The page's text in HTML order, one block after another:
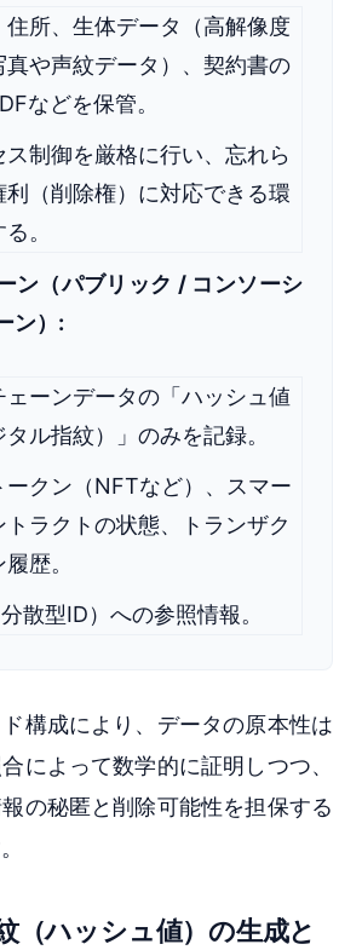
住所、生体データ（高解像度
真や声紋データ）、契約書の
などを保管。
ス制御を厳格に行い、忘れら
利（削除権）に対応できる環
。
ン（パブリック / コンソーシ
ン）:
ェーンデータの「ハッシュ値
タル指紋）」のみを記録。
ークン（NFTなど）、スマー
トラクトの状態、トランザク
歴。
散型ID）への参照情報。
構成により、データの原本性は
によって数学的に証明しつつ、
の秘匿と削除可能性を担保する
（ハッシュ値）の生成と